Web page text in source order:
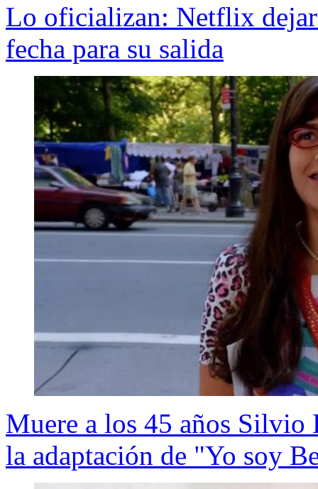
Lo oficializan: Netflix
fecha para su salida
Muere a los 45 años
la adaptación de "Yo soy